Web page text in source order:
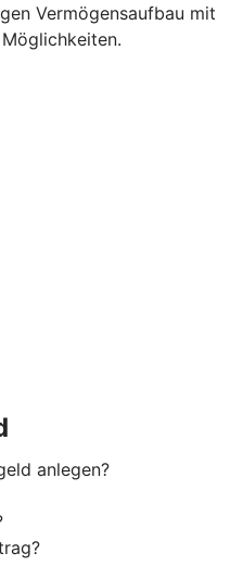
Vermögensaufbau mit
anlegen?